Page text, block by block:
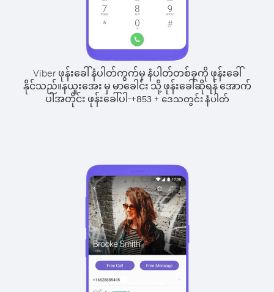
Viber ဖုန်းခေါ်နံပါတ်ကွက်မှ နံပါတ်တစ်ခုကို ဖုန်းခေါ်
နိုင်သည်။နယူးအေး မှ မာခေါင်း သို့ ဖုန်းခေါ်ဆိုရန် အောက်
ပါအတိုင်း ဖုန်းခေါ်ပါ-+853+ဒေသတွင်း နံပါတ်